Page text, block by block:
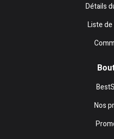
Détails
Liste
Nos